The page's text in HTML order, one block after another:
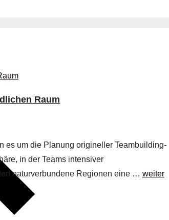
Raum
es um die Planung origineller Teambuilding-
in der Teams intensiver
naturverbundene Regionen eine … weiter